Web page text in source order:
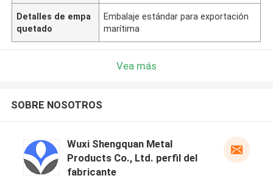
Detalles de empa
quetado
Embalaje estándar para exportación
marítima
Vea más
SOBRE NOSOTROS
Wuxi Shengquan Metal
Products Co., Ltd. perfil del
fabricante